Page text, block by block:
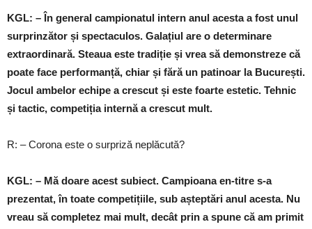
KGL: – În general campionatul intern anul acesta a fost unul
surprinzător și spectaculos. Galațiul are o determinare
extraordinară. Steaua este tradiție și vrea să demonstreze că
poate face performanță, chiar și fără un patinoar la București.
Jocul ambelor echipe a crescut și este foarte estetic. Tehnic
și tactic, competiția internă a crescut mult.
R: – Corona este o surpriză neplăcută?
KGL: – Mă doare acest subiect. Campioana en-titre s-a
prezentat, în toate competițiile, sub așteptări anul acesta. Nu
vreau să completez mai mult, decât prin a spune că am primit